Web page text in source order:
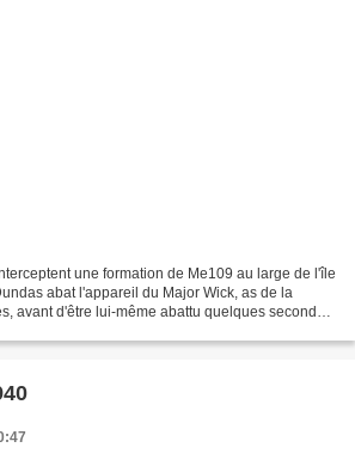
une formation de Me109 au large de l'île
abat l'appareil du Major Wick, as de la
avant d'être lui-même abattu quelques secondes